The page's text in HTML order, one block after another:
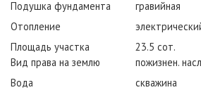
Подушка фундамента
гравийная
Отопление
Площадь участка
23.5 сот.
Вид права на землю
пожизнен.
Вода
скважина